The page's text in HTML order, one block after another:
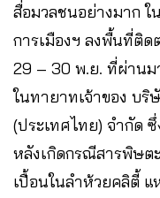
สื่อมวลชนอย่างมาก
การเมืองฯ ลงพื้นที่ติ
29 – 30 พ.ย. ที่ผ่านม
ในทายาทเจ้าของ บริ
(ประเทศไทย) จำกัด
หลังเกิดกรณีสารพิษต
เปื้อนในลำห้วยคลิตี้ แ